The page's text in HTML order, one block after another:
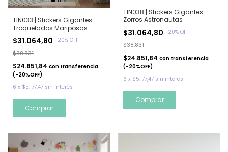
TIN033 | Stickers Gigantes
Troquelados Mariposas
$31.064,80 -20% OFF
$38.831
$24.851,84 con transferencia
(-20%OFF)
6 x $5.177,47 sin interés
TIN038 | Stickers Gigantes
Zorros Astronautas
$31.064,80 -20% OFF
$38.831
$24.851,84 con transferencia
(-20%OFF)
6 x $5.177,47 sin interés